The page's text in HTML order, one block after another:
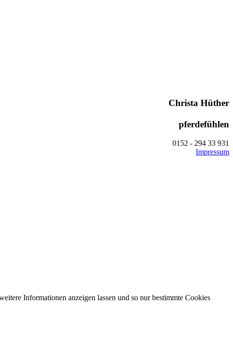
Christa Hüther
pferdefühlen
0152 - 294 33 931
Impressum
Informationen anzeigen lassen und so nur bestimmte Cookies